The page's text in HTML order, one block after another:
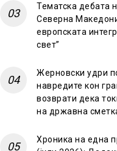
Тематска дебата
Северна
европската
свет”
Жерновски удри
навредите кон
возврати дека
на државна
Хроника на една